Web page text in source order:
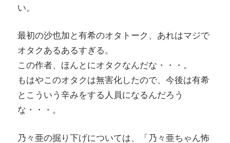
い。
最初の沙也加と有希のオタトーク、あれはマジで
オタクあるあるすぎる。
この作者、ほんとにオタクなんだな・・・。
もはやこのオタクは無害化したので、今後は有希
とこういう辛みをする人員になるんだろう
な・・・。
乃々亜の掘り下げについては、「乃々亜ちゃん怖